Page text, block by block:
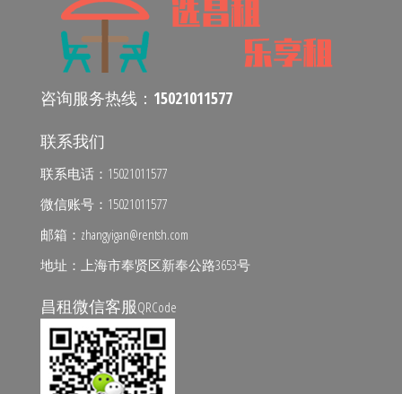
咨询服务热线： 15021011577
联系我们
联系电话：15021011577
微信账号：15021011577
邮箱：zhangyigan@rentsh.com
地址：上海市奉贤区新奉公路3653号
昌租微信客服QRCode